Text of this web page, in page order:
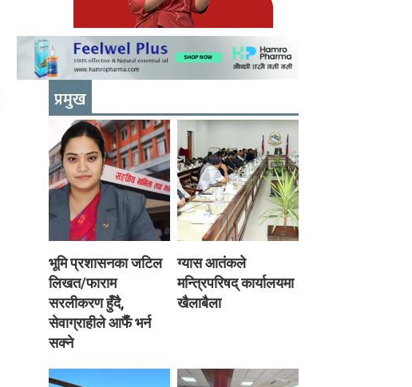
प्रमुख
भूमि प्रशासनका जटिल
लिखत/फाराम
सरलीकरण हुँदै,
सेवाग्राहीले आफैँ भर्न
सक्ने
ग्यास आतंकले
मन्त्रिपरिषद् कार्यालयमा
खैलाबैला